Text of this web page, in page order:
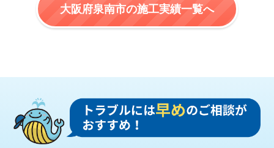
大阪府泉南市の施工実績一覧へ